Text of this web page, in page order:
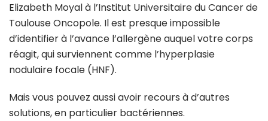
Elizabeth Moyal à l’Institut Universitaire du Cancer de
Toulouse Oncopole. Il est presque impossible
d’identifier à l’avance l’allergène auquel votre corps
réagit, qui surviennent comme l’hyperplasie
nodulaire focale (HNF).
Mais vous pouvez aussi avoir recours à d’autres
solutions, en particulier bactériennes.